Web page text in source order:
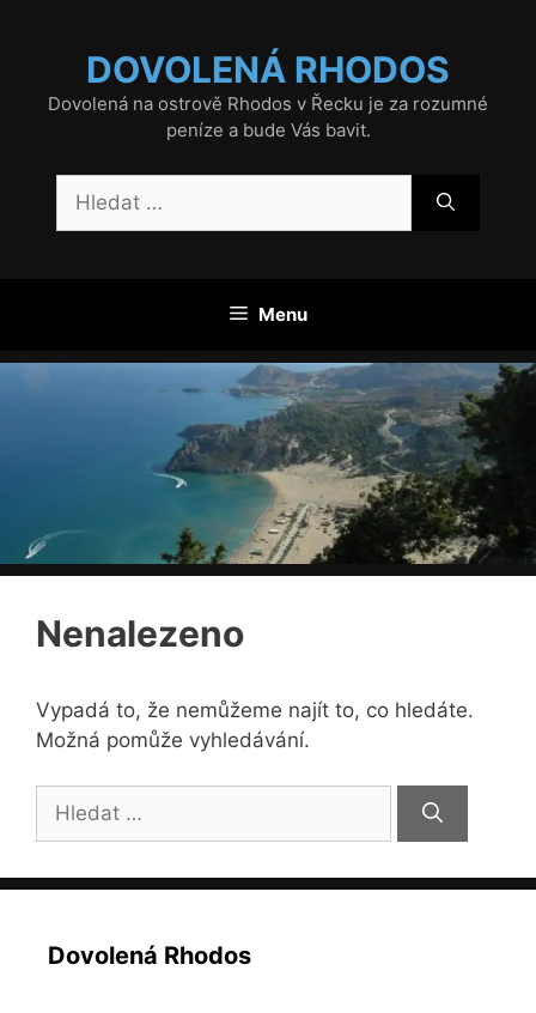
DOVOLENÁ RHODOS
Dovolená na ostrově Rhodos v Řecku je za rozumné
peníze a bude Vás bavit.
Menu
Nenalezeno
Vypadá to, že nemůžeme najít to, co hledáte.
Možná pomůže vyhledávání.
Hledat:
Dovolená Rhodos